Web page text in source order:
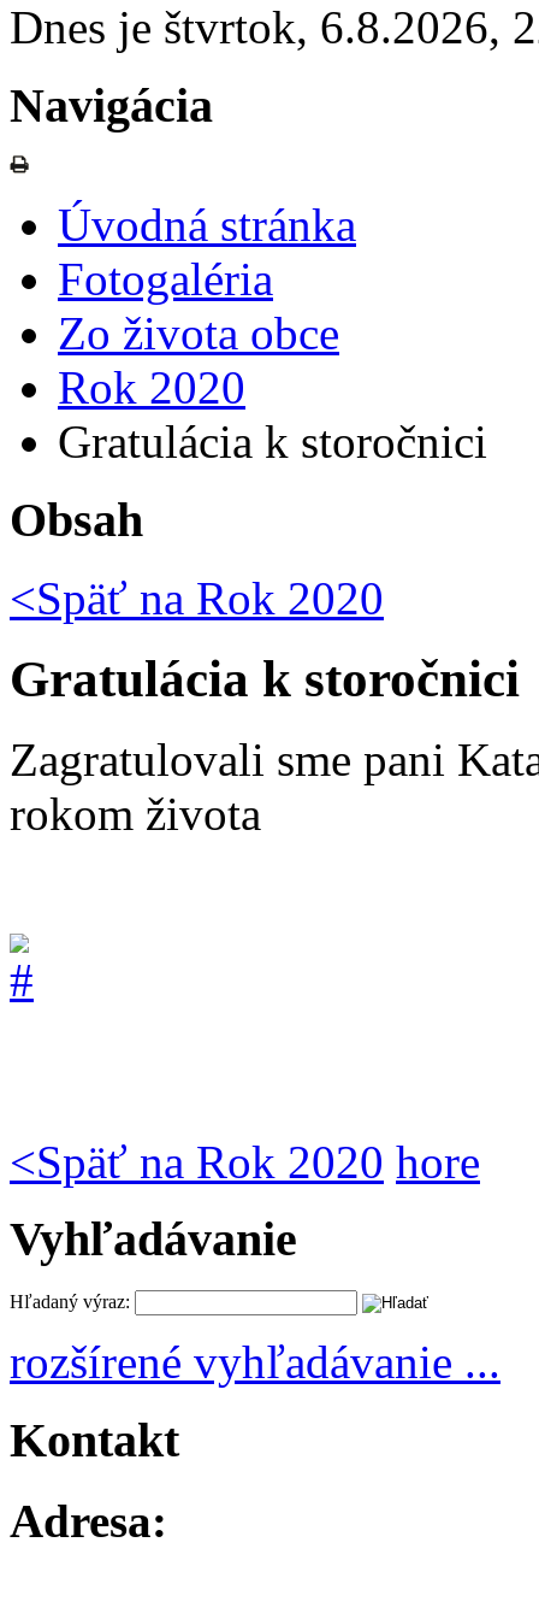
Dnes je štvrtok, 6.8.2026,
Navigácia
Úvodná stránka
Fotogaléria
Zo života obce
Rok 2020
Gratulácia k storočnici
Obsah
<Späť na Rok 2020
Gratulácia k storočnici
Zagratulovali sme pani
rokom života
<Späť na Rok 2020 hore
Vyhľadávanie
Hľadaný výraz:
rozšírené vyhľadávanie ...
Kontakt
Adresa: